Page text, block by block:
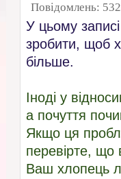
Повідомлень:
У цьому
зробити, щоб
більше.
Іноді у
а почуття
Якщо ця
перевірте,
Ваш хлопець